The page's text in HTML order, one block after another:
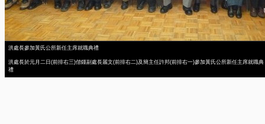
洪處長參加黃氏公所新任主席就職典禮
洪處長於元月二日(前排右三)偕鍾副處長麗文(前排右二)及簡主任許邦(前排右一)參加黃氏公所新任主席就職典
禮